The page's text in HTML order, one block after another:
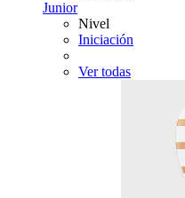
Junior
Nivel
Iniciación
Ver todas